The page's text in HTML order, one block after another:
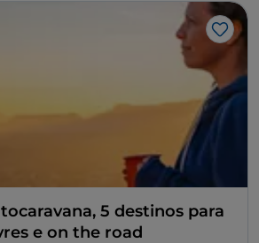
5 destinos para
e on the road